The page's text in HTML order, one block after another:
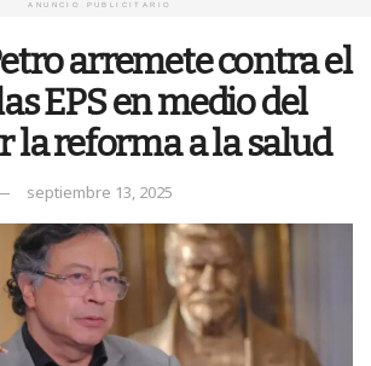
ANUNCIO PUBLICITARIO
arremete contra el
EPS en medio del
la reforma a la salud
septiembre 13, 2025